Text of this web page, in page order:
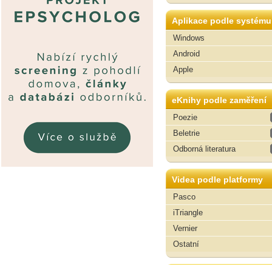
Aplikace podle systému
Windows
Android
Apple
eKnihy podle zaměření
Poezie
Beletrie
Odborná literatura
Videa podle platformy
Pasco
iTriangle
Vernier
Ostatní